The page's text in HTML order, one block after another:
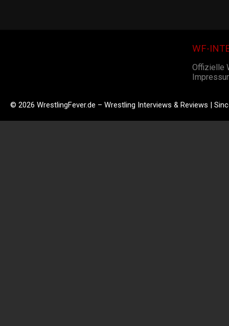
WF-
Offizielle
© 2026 WrestlingFever.de – Wrestling Interviews & Reviews |